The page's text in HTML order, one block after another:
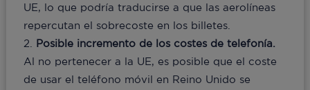
UE, lo que podría traducirse a que las aerolíneas
repercutan el sobrecoste en los billetes.
Posible incremento de los costes de telefonía.
Al no pertenecer a la UE, es posible que el coste
de usar el teléfono móvil en Reino Unido se